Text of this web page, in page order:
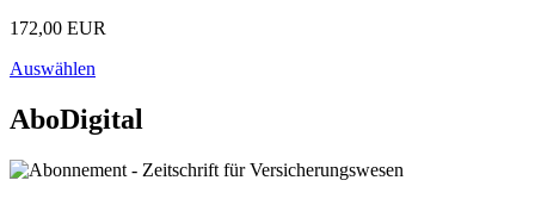
172,00 EUR
Auswählen
AboDigital